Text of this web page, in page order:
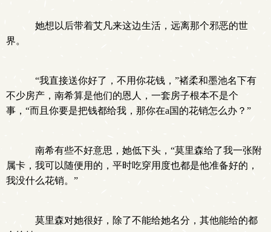
她想以后带着艾凡来这边生活，远离那个邪恶的世
界。
“我直接送你好了，不用你花钱，”褚柔和墨池名下有
不少房产，南希算是他们的恩人，一套房子根本不是个
事，“而且你要是把钱都给我，那你在a国的花销怎么办？”
南希有些不好意思，她低下头，“莫里森给了我一张附
属卡，我可以随便用的，平时吃穿用度也都是他准备好的，
我没什么花销。”
莫里森对她很好，除了不能给她名分，其他能给的都